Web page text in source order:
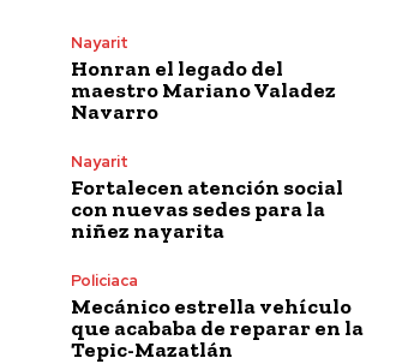
Nayarit
Honran el legado del
maestro Mariano Valadez
Navarro
Nayarit
Fortalecen atención social
con nuevas sedes para la
niñez nayarita
Policiaca
Mecánico estrella vehículo
que acababa de reparar en la
Tepic-Mazatlán